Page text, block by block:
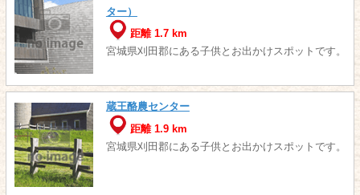
ター）
距離 1.7 km
宮城県刈田郡にある子供とお出かけスポットです。
蔵王酪農センター
距離 1.9 km
宮城県刈田郡にある子供とお出かけスポットです。